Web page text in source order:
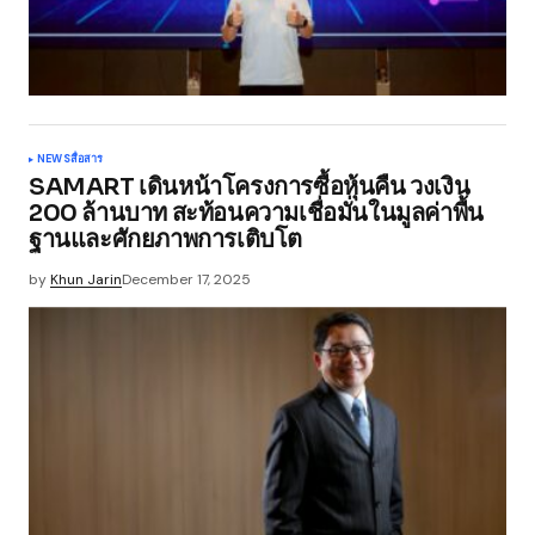
NEWSสื่อสาร
SAMART เดินหน้าโครงการซื้อหุ้นคืน วงเงิน
200 ล้านบาท สะท้อนความเชื่อมั่นในมูลค่าพื้น
ฐานและศักยภาพการเติบโต
byKhun JarinDecember 17, 2025